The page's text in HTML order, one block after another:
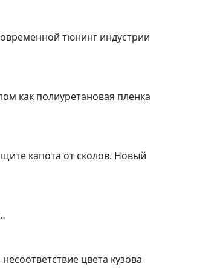
тюнинг индустрии
как полиуретановая пленка
капота от сколов. Новый
цвета кузова